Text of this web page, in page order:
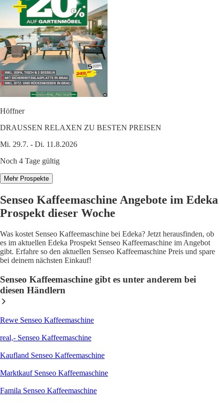
Höffner
DRAUSSEN RELAXEN ZU BESTEN PREISEN
Mi. 29.7. - Di. 11.8.2026
Noch 4 Tage gültig
Mehr Prospekte
Senseo Kaffeemaschine Angebote im Edeka
Prospekt dieser Woche
Was kostet Senseo Kaffeemaschine bei Edeka? Jetzt herausfinden, ob
es im aktuellen Edeka Prospekt Senseo Kaffeemaschine im Angebot
gibt. Erfahre so den aktuellen Senseo Kaffeemaschine Preis und spare
bei deinem nächsten Einkauf!
Senseo Kaffeemaschine gibt es unter anderem bei
diesen Händlern
Rewe Senseo Kaffeemaschine
real,- Senseo Kaffeemaschine
Kaufland Senseo Kaffeemaschine
Marktkauf Senseo Kaffeemaschine
Famila Senseo Kaffeemaschine